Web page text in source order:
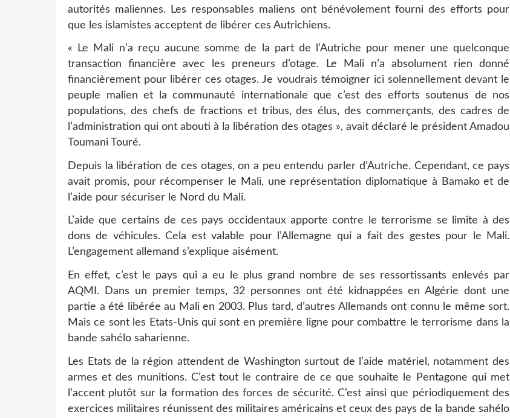
autorités maliennes. Les responsables maliens ont bénévolement fourni des efforts pour
que les islamistes acceptent de libérer ces Autrichiens.
« Le Mali n’a reçu aucune somme de la part de l’Autriche pour mener une quelconque
transaction financière avec les preneurs d’otage. Le Mali n’a absolument rien donné
financièrement pour libérer ces otages. Je voudrais témoigner ici solennellement devant le
peuple malien et la communauté internationale que c’est des efforts soutenus de nos
populations, des chefs de fractions et tribus, des élus, des commerçants, des cadres de
l’administration qui ont abouti à la libération des otages », avait déclaré le président Amadou
Toumani Touré.
Depuis la libération de ces otages, on a peu entendu parler d’Autriche. Cependant, ce pays
avait promis, pour récompenser le Mali, une représentation diplomatique à Bamako et de
l’aide pour sécuriser le Nord du Mali.
L’aide que certains de ces pays occidentaux apporte contre le terrorisme se limite à des
dons de véhicules. Cela est valable pour l’Allemagne qui a fait des gestes pour le Mali.
L’engagement allemand s’explique aisément.
En effet, c’est le pays qui a eu le plus grand nombre de ses ressortissants enlevés par
AQMI. Dans un premier temps, 32 personnes ont été kidnappées en Algérie dont une
partie a été libérée au Mali en 2003. Plus tard, d’autres Allemands ont connu le même sort.
Mais ce sont les Etats-Unis qui sont en première ligne pour combattre le terrorisme dans la
bande sahélo saharienne.
Les Etats de la région attendent de Washington surtout de l’aide matériel, notamment des
armes et des munitions. C’est tout le contraire de ce que souhaite le Pentagone qui met
l’accent plutôt sur la formation des forces de sécurité. C’est ainsi que périodiquement des
exercices militaires réunissent des militaires américains et ceux des pays de la bande sahélo